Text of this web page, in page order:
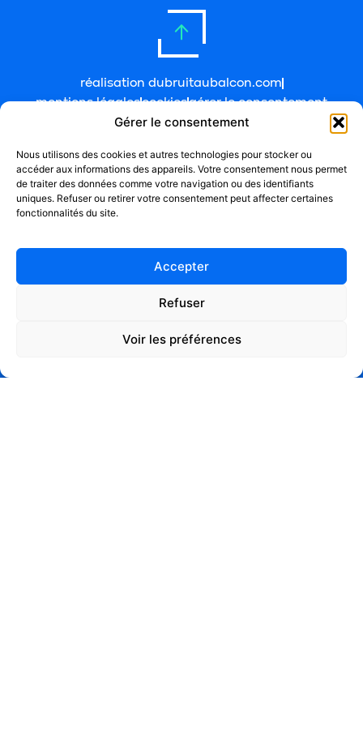
Gérer le consentement
Nous utilisons des cookies et autres technologies pour stocker ou
accéder aux informations des appareils. Votre consentement nous permet
de traiter des données comme votre navigation ou des identifiants
uniques. Refuser ou retirer votre consentement peut affecter certaines
fonctionnalités du site.
Accepter
Refuser
Voir les préférences
réalisation dubruitaubalcon.com
mentions légalescookiesgérer le consentement